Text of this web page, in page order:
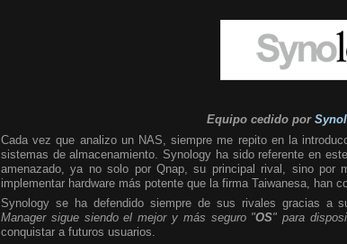
Equipo cedido por
Cada vez que analizo un NAS, siempre me repito en la
sistemas de almacenamiento. Synology ha sido referente en
amenazado, ya no solo por Qnap, su principal rival, sino por
implementar hardware más potente que la firma Taiwanesa, han
Synology se ha defendido siempre de sus rivales gracias a
Manager sigue siendo el mejor y más seguro "OS" para
conquistar a futuros usuarios.